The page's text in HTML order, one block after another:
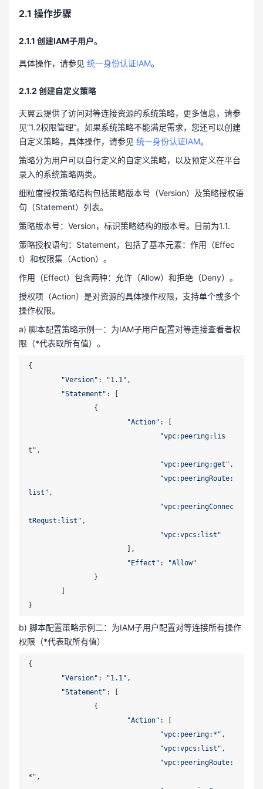
2.1 操作步骤
2.1.1 创建IAM子用户。
具体操作，请参见 统一身份认证IAM。
2.1.2 创建自定义策略
天翼云提供了访问对等连接资源的系统策略，更多信息，请参
见“1.2权限管理”。如果系统策略不能满足需求，您还可以创建
自定义策略，具体操作，请参见 统一身份认证IAM。
策略分为用户可以自行定义的自定义策略，以及预定义在平台
录入的系统策略两类。
细粒度授权策略结构包括策略版本号（Version）及策略授权语
句（Statement）列表。
策略版本号：Version，标识策略结构的版本号。目前为1.1.
策略授权语句：Statement，包括了基本元素：作用（Effec
t）和权限集（Action）。
作用（Effect）包含两种：允许（Allow）和拒绝（Deny）。
授权项（Action）是对资源的具体操作权限，支持单个或多个
操作权限。
a) 脚本配置策略示例一：为IAM子用户配置对等连接查看者权
限（*代表取所有值）。
{
"Version" : "1.1" ,
"Statement" : [
"Action" : [
"vpc:peering:lis
t" ,
"vpc:peering:get" ,
"vpc:peeringRoute:
list" ,
"vpc:peeringConnec
tRequst:list" ,
"vpc:vpcs:list"
"Effect" :
"Allow"
b) 脚本配置策略示例二：为IAM子用户配置对等连接所有操作
权限（*代表取所有值）
{
"Version" : "1.1" ,
"Statement" : [
"Action" : [
"vpc:peering:*" ,
"vpc:vpcs:list" ,
"vpc:peeringRoute:
*" ,